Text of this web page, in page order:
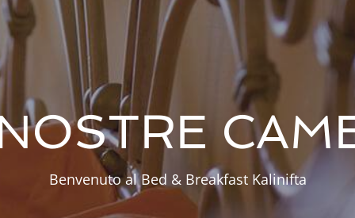
Benvenuto al Bed & Breakfast Kalinifta